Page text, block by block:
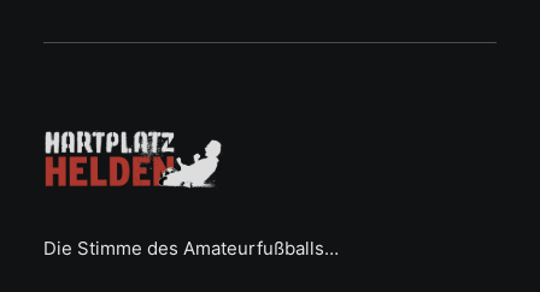
Die Stimme des Amateurfußballs…